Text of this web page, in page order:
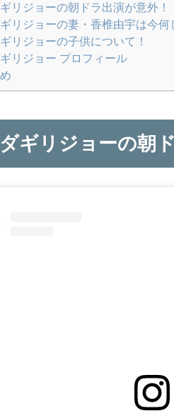
リジョーの朝ドラ出演が意外！
リジョーの妻・香椎由宇は今何
リジョーの子供について！
リジョー プロフィール
ギリジョーの朝